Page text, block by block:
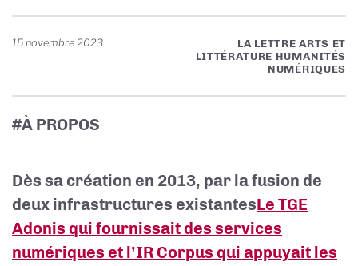
15 novembre 2023
LA LETTRE ARTS ET
LITTÉRATURE HUMANITÉS
NUMÉRIQUES
#À PROPOS
Dès sa création en 2013, par la fusion de
deux infrastructures existantesLe TGE
Adonis qui fournissait des services
numériques et l’IR Corpus qui appuyait les